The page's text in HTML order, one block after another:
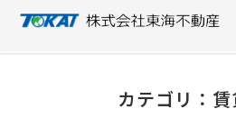
株式会社東海不
カテゴリ：